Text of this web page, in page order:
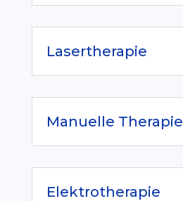
Lasertherapie
Manuelle Therapie
Elektrotherapie